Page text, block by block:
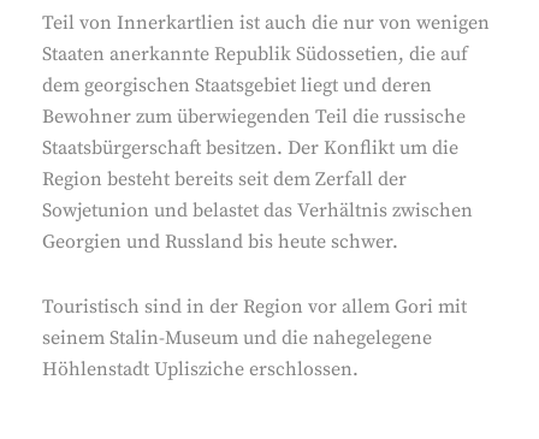
Teil von Innerkartlien ist auch die nur von wenigen
Staaten anerkannte Republik Südossetien, die auf
dem georgischen Staatsgebiet liegt und deren
Bewohner zum überwiegenden Teil die russische
Staatsbürgerschaft besitzen. Der Konflikt um die
Region besteht bereits seit dem Zerfall der
Sowjetunion und belastet das Verhältnis zwischen
Georgien und Russland bis heute schwer.
Touristisch sind in der Region vor allem Gori mit
seinem Stalin-Museum und die nahegelegene
Höhlenstadt Uplisziche erschlossen.